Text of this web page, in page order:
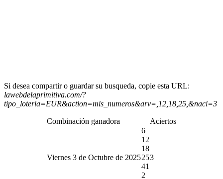
Si desea compartir o guardar su busqueda, copie esta URL:
lawebdelaprimitiva.com/?
tipo_loteria=EUR&action=mis_numeros&arv=,12,18,25,&naci=3
Combinación ganadora Aciertos
Viernes 3 de Octubre de 2025
6
12
18
25
41
2
3